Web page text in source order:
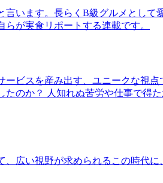
います。長らくB級グルメとし
が実食リポートする連載です。
ビスを産み出す、ユニークな視
のか？ 人知れぬ苦労や仕事で得
広い視野が求められるこの時代